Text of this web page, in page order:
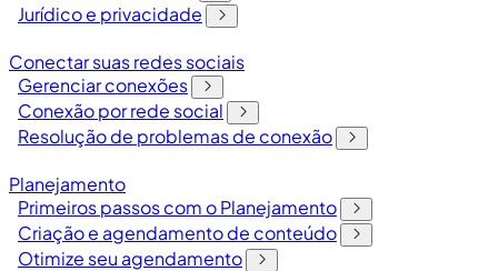
Jurídico e privacidade
Conectar suas redes sociais
Gerenciar conexões
Conexão por rede social
Resolução de problemas de conexão
Planejamento
Primeiros passos com o Planejamento
Criação e agendamento de conteúdo
Otimize seu agendamento